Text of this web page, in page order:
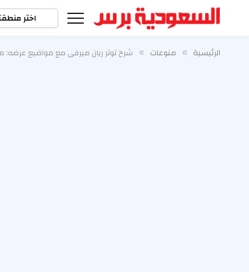
اختر
الرئيسية » منوعات » شرح توتر ريان ميرفي مع مواضيع عرضه: